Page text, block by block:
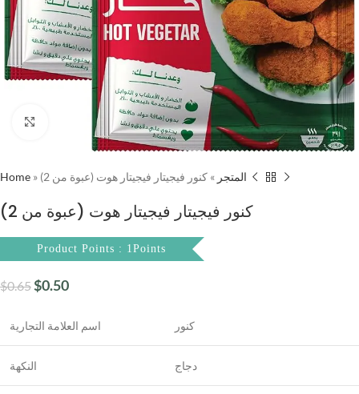
Click to enlarge
Home » المتجر » كنور فيجيتار فيجيتار هوت (عبوة من 2)
كنور فيجيتار فيجيتار هوت (عبوة من 2)
Product Points : 1Points
$0.65$0.50
اسم العلامة التجارية كنور
النكهة دجاج